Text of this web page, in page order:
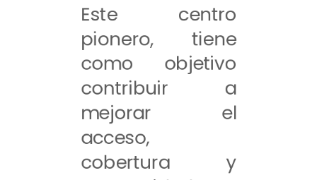
Este centro
pionero, tiene
como objetivo
contribuir a
mejorar el
acceso,
cobertura y